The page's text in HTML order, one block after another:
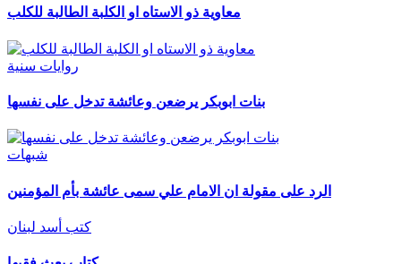
معاوية ذو الاستاه او الكلبة الطالبة للكلب
روايات سنية
بنات ابوبكر يرضعن وعائشة تدخل على نفسها
شبهات
الرد على مقولة ان الامام علي سمى عائشة بأم المؤمنين
كتب أسد لبنان